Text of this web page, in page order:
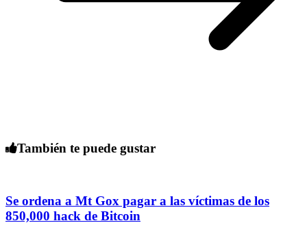
También te puede gustar
Se ordena a Mt Gox pagar a las víctimas de los
850,000 hack de Bitcoin